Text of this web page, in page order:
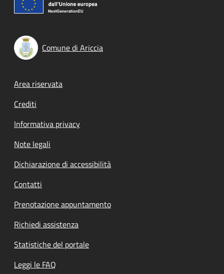
Comune di Ariccia
Footer menu
Area riservata
Crediti
Informativa privacy
Note legali
Dichiarazione di accessibilità
Contatti
Prenotazione appuntamento
Richiedi assistenza
Statistiche del portale
Leggi le FAQ